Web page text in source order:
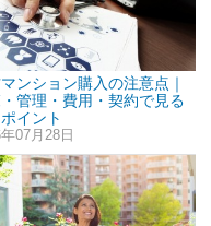
ンション購入の注意点｜
管理・費用・契約で見る
イント
07月28日